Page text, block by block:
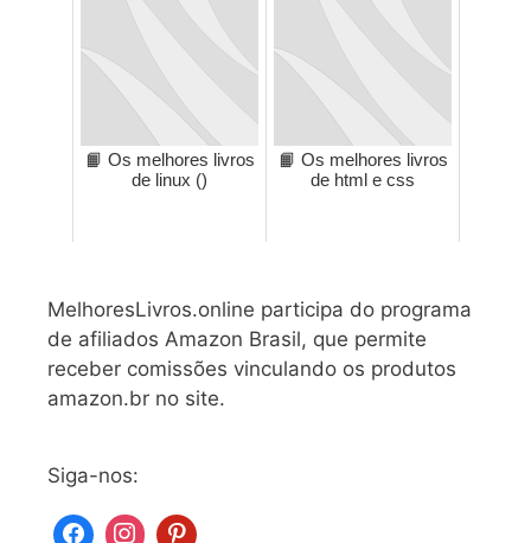
📙 Os melhores livros
de linux ()
📙 Os melhores livros
de html e css
MelhoresLivros.online participa do programa
de afiliados Amazon Brasil, que permite
receber comissões vinculando os produtos
amazon.br no site.
Siga-nos: